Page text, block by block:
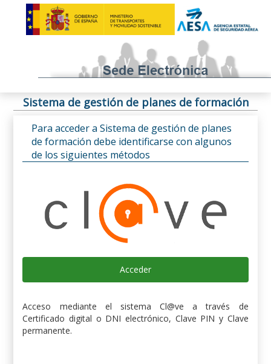
Sistema de gestión de planes de formación
Para acceder a Sistema de gestión de planes
de formación debe identificarse con algunos
de los siguientes métodos
Acceder
Acceso mediante el sistema Cl@ve a través de
Certificado digital o DNI electrónico, Clave PIN y Clave
permanente.